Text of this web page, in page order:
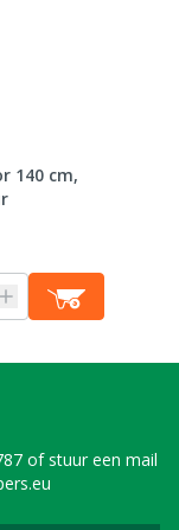
140 cm,
of stuur een mail